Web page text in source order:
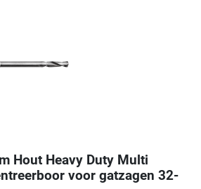
Hout Heavy Duty Multi
voor gatzagen 32-